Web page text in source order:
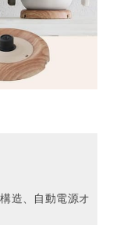
造、自動電源オ